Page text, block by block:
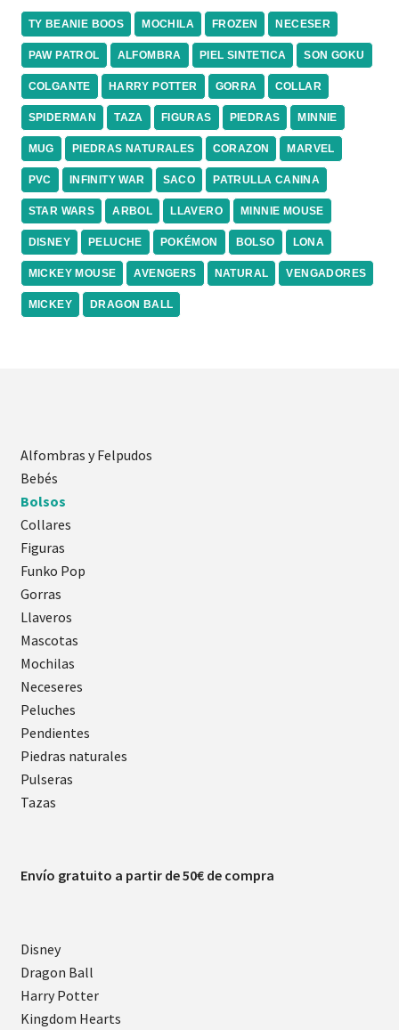
TY BEANIE BOOS MOCHILA FROZEN NECESER
PAW PATROL ALFOMBRA PIEL SINTETICA SON GOKU
COLGANTE HARRY POTTER GORRA COLLAR
SPIDERMAN TAZA FIGURAS PIEDRAS MINNIE
MUG PIEDRAS NATURALES CORAZON MARVEL
PVC INFINITY WAR SACO PATRULLA CANINA
STAR WARS ARBOL LLAVERO MINNIE MOUSE
DISNEY PELUCHE POKÉMON BOLSO LONA
MICKEY MOUSE AVENGERS NATURAL VENGADORES
MICKEY DRAGON BALL
Alfombras y Felpudos
Bebés
Bolsos
Collares
Figuras
Funko Pop
Gorras
Llaveros
Mascotas
Mochilas
Neceseres
Peluches
Pendientes
Piedras naturales
Pulseras
Tazas
Envío gratuito a partir de 50€ de compra
Disney
Dragon Ball
Harry Potter
Kingdom Hearts